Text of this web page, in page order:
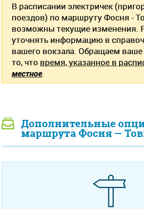
В расписании электричек
поездов) по маршруту Фосня -
возможны текущие изменения.
уточнять информацию в
вашего вокзала. Обращаем
то, что время, указанное в
местное.
Дополнительные
маршрута Фосня —